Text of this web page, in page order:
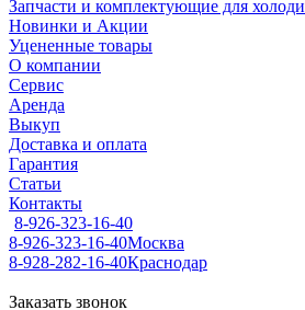
Запчасти и комплектующие для
Новинки и Акции
Уцененные товары
О компании
Сервис
Аренда
Выкуп
Доставка и оплата
Гарантия
Статьи
Контакты
8-926-323-16-40
8-926-323-16-40Москва
8-928-282-16-40Краснодар
Заказать звонок